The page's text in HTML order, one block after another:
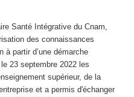
Santé Intégrative du Cnam,
des connaissances
partir d’une démarche
23 septembre 2022 les
supérieur, de la
et a permis d'échanger